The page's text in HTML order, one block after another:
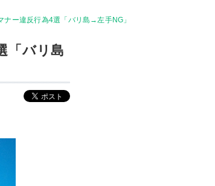
ナー違反行為4選「バリ島→左手NG」
「バリ島